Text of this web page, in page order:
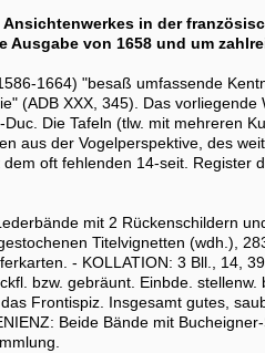
in der
von 1658 und um
1664) "besaß umfassende
(ADB XXX, 345). Das
Die Tafeln (tlw. mit mehreren
aus der Vogelperspektive, des
oft fehlenden 14-seit. Register
mit 2 Rückenschildern
Titelvignetten (wdh.),
- KOLLATION: 3 Bll., 14,
bzw. gebräunt. Einbde.
Frontispiz. Insgesamt gutes,
Beide Bände mit